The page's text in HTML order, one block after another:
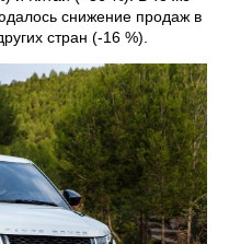
снижение продаж в
стран (-16 %).